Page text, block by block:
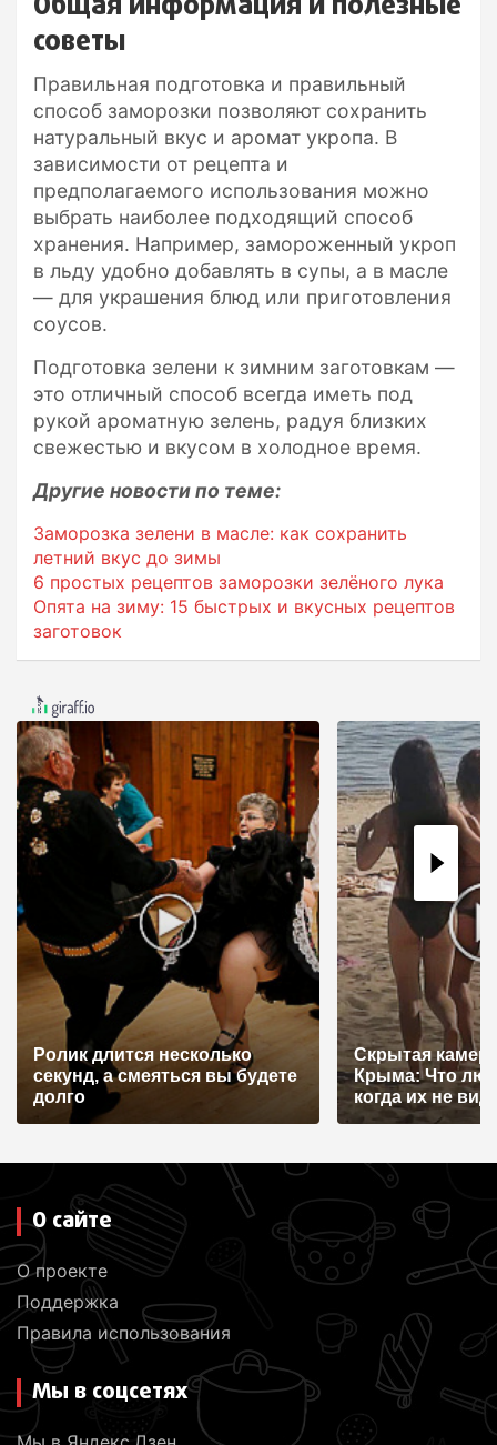
советы
Правильная подготовка и правильный
способ заморозки позволяют сохранить
натуральный вкус и аромат укропа. В
зависимости от рецепта и
предполагаемого использования можно
выбрать наиболее подходящий способ
хранения. Например, замороженный укроп
в льду удобно добавлять в супы, а в масле
— для украшения блюд или приготовления
соусов.
Подготовка зелени к зимним заготовкам —
это отличный способ всегда иметь под
рукой ароматную зелень, радуя близких
свежестью и вкусом в холодное время.
Другие новости по теме:
Заморозка зелени в масле: как сохранить
летний вкус до зимы
6 простых рецептов заморозки зелёного лука
Опята на зиму: 15 быстрых и вкусных рецептов
заготовок
Ролик длится несколько
секунд, а смеяться вы будете
долго
Скрытая
Крыма: Что
когда их не
О сайте
О проекте
Поддержка
Правила использования
Мы в соцсетях